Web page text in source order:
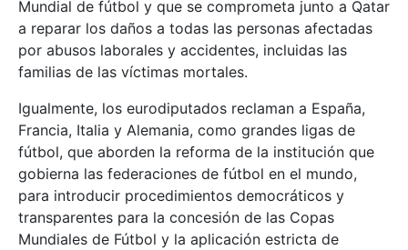
Mundial de fútbol y que se comprometa junto a Qatar
a reparar los daños a todas las personas afectadas
por abusos laborales y accidentes, incluidas las
familias de las víctimas mortales.
Igualmente, los eurodiputados reclaman a España,
Francia, Italia y Alemania, como grandes ligas de
fútbol, que aborden la reforma de la institución que
gobierna las federaciones de fútbol en el mundo,
para introducir procedimientos democráticos y
transparentes para la concesión de las Copas
Mundiales de Fútbol y la aplicación estricta de